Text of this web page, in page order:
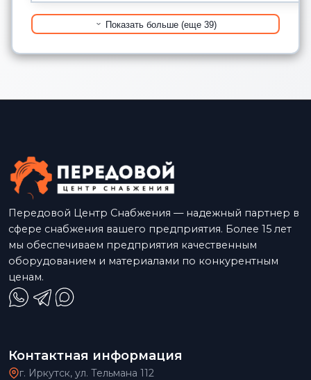
Показать больше (еще 39)
Передовой Центр Снабжения — надежный партнер в
сфере снабжения вашего предприятия. Более 15 лет
мы обеспечиваем предприятия качественным
оборудованием и материалами по конкурентным
ценам.
Контактная информация
г. Иркутск, ул. Тельмана 112